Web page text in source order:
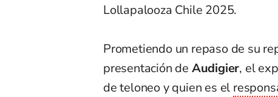
Lollapalooza Chile 2025.
Prometiendo un repaso de su
presentación de Audigier, el
de teloneo y quien es el